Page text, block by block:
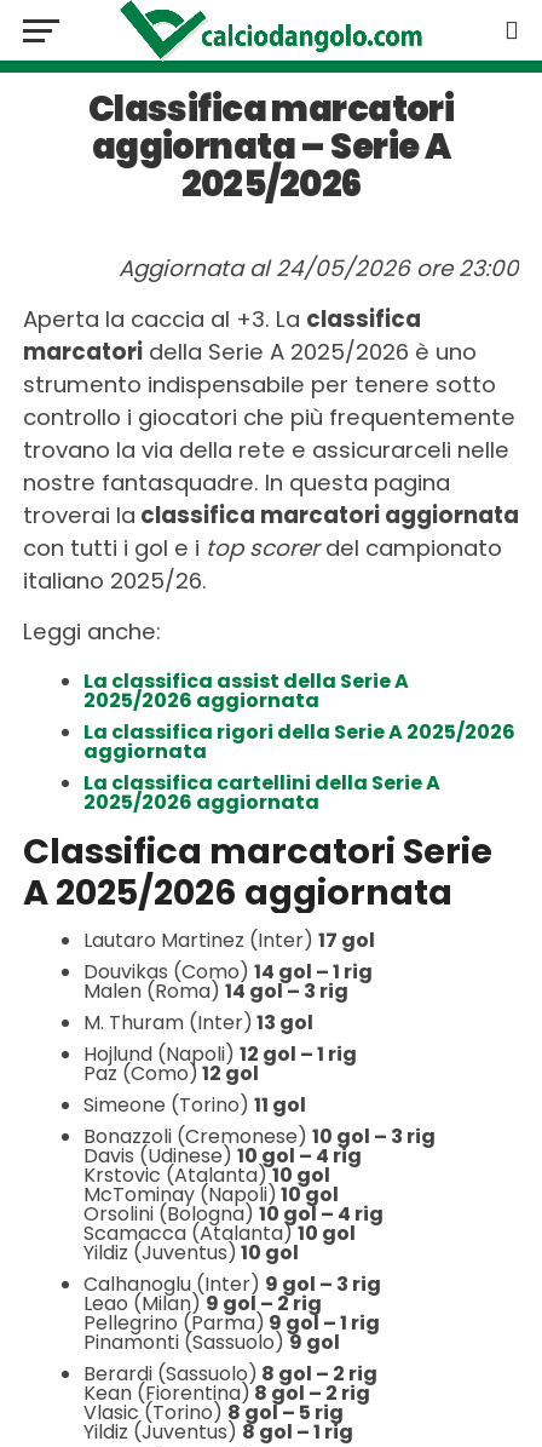
Classifica marcatori
aggiornata – Serie A
2025/2026
Aggiornata al 24/05/2026 ore 23:00
Aperta la caccia al +3. La classifica
marcatoridella Serie A 2025/2026 è uno
strumento indispensabile per tenere sotto
controllo i giocatori che più frequentemente
trovano la via della rete e assicurarceli nelle
nostre fantasquadre. In questa pagina
troverai la classifica marcatori aggiornata
con tutti i gol e i top scorerdel campionato
italiano 2025/26.
Leggi anche:
La classifica assist della Serie A
2025/2026 aggiornata
La classifica rigori della Serie A 2025/2026
aggiornata
La classifica cartellini della Serie A
2025/2026 aggiornata
Classifica marcatori Serie
A 2025/2026 aggiornata
Lautaro Martinez (Inter) 17 gol
Douvikas (Como) 14 gol – 1 rig
Malen (Roma) 14 gol – 3 rig
M. Thuram (Inter) 13 gol
Hojlund (Napoli) 12 gol – 1 rig
Paz (Como) 12 gol
Simeone (Torino) 11 gol
Bonazzoli (Cremonese) 10 gol – 3 rig
Davis (Udinese) 10 gol – 4 rig
Krstovic (Atalanta)10 gol
McTominay (Napoli) 10 gol
Orsolini (Bologna) 10 gol – 4 rig
Scamacca (Atalanta)10 gol
Yildiz (Juventus) 10 gol
Calhanoglu (Inter) 9 gol – 3 rig
Leao (Milan)9 gol – 2 rig
Pellegrino (Parma) 9 gol – 1 rig
Pinamonti (Sassuolo)9 gol
Berardi (Sassuolo) 8 gol – 2 rig
Kean (Fiorentina)8 gol – 2 rig
Vlasic (Torino) 8 gol – 5 rig
Yildiz (Juventus) 8 gol – 1 rig